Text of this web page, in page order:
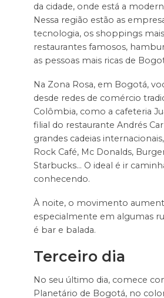
da cidade, onde está a
Nessa região estão as
tecnologia, os shoppings
restaurantes famosos,
as pessoas mais ricas de
Na Zona Rosa, em Bogotá,
desde redes de comércio
Colômbia, como a cafeteria
filial do restaurante Andrés
grandes cadeias
Rock Café, Mc Donalds,
Starbucks… O ideal é ir
conhecendo.
À noite, o movimento
especialmente em algumas
é bar e balada.
Terceiro dia
No seu último dia, comece
Planetário de Bogotá, no